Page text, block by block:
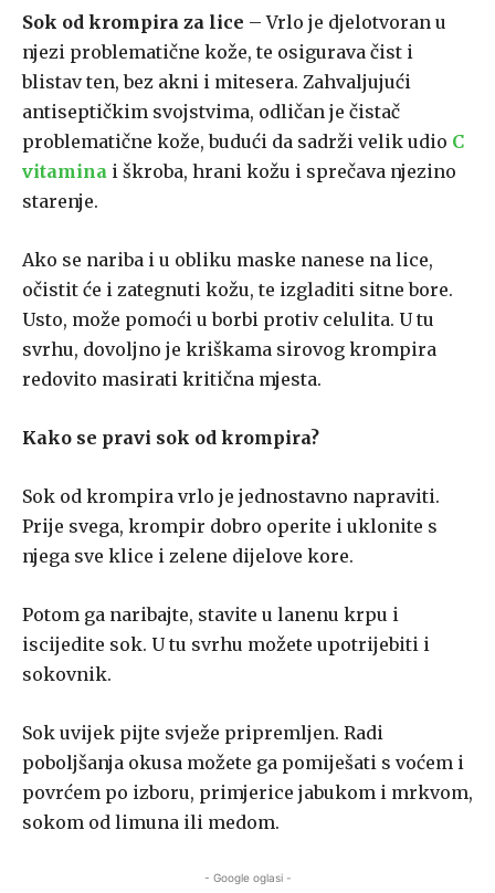
Sok od krompira za lice – Vrlo je djelotvoran u
njezi problematične kože, te osigurava čist i
blistav ten, bez akni i mitesera. Zahvaljujući
antiseptičkim svojstvima, odličan je čistač
problematične kože, budući da sadrži velik udio C
vitamina i škroba, hrani kožu i sprečava njezino
starenje.
Ako se nariba i u obliku maske nanese na lice,
očistit će i zategnuti kožu, te izgladiti sitne bore.
Usto, može pomoći u borbi protiv celulita. U tu
svrhu, dovoljno je kriškama sirovog krompira
redovito masirati kritična mjesta.
Kako se pravi sok od krompira?
Sok od krompira vrlo je jednostavno napraviti.
Prije svega, krompir dobro operite i uklonite s
njega sve klice i zelene dijelove kore.
Potom ga naribajte, stavite u lanenu krpu i
iscijedite sok. U tu svrhu možete upotrijebiti i
sokovnik.
Sok uvijek pijte svježe pripremljen. Radi
poboljšanja okusa možete ga pomiješati s voćem i
povrćem po izboru, primjerice jabukom i mrkvom,
sokom od limuna ili medom.
- Google oglasi -